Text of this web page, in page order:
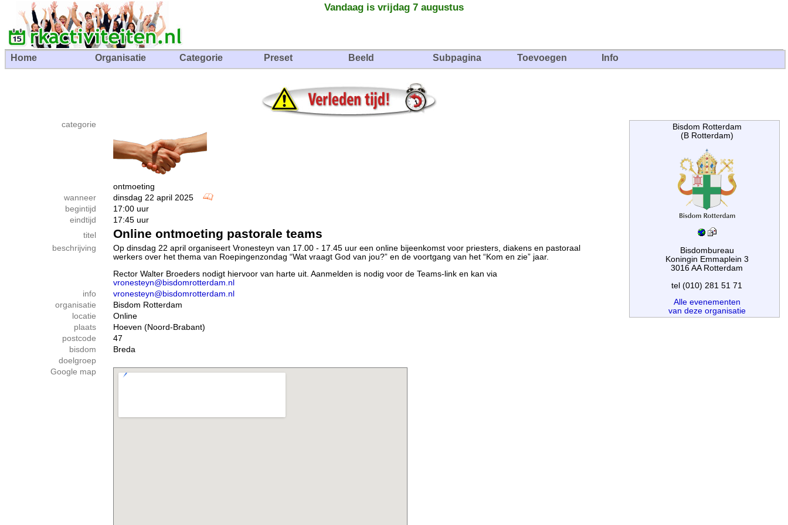
Vandaag is vrijdag 7 augustus
Home Organisatie Categorie Preset Beeld Subpagina Toevoegen Info
categorie
ontmoeting
Bisdom Rotterdam
(B Rotterdam)
Bisdombureau
Koningin Emmaplein 3
3016 AA Rotterdam
tel (010) 281 51 71
Alle evenementen
van deze organisatie
wanneer
dinsdag 22 april 2025
begintijd
17:00 uur
eindtijd
17:45 uur
titel
Online ontmoeting pastorale teams
beschrijving
Op dinsdag 22 april organiseert Vronesteyn van 17.00 - 17.45 uur een online bijeenkomst voor priesters, diakens en pastoraal
werkers over het thema van Roepingenzondag “Wat vraagt God van jou?” en de voortgang van het “Kom en zie” jaar.
Rector Walter Broeders nodigt hiervoor van harte uit. Aanmelden is nodig voor de Teams-link en kan via
vronesteyn@bisdomrotterdam.nl
info
vronesteyn@bisdomrotterdam.nl
organisatie
Bisdom Rotterdam
locatie
Online
plaats
Hoeven (Noord-Brabant)
postcode
47
bisdom
Breda
doelgroep
Google map